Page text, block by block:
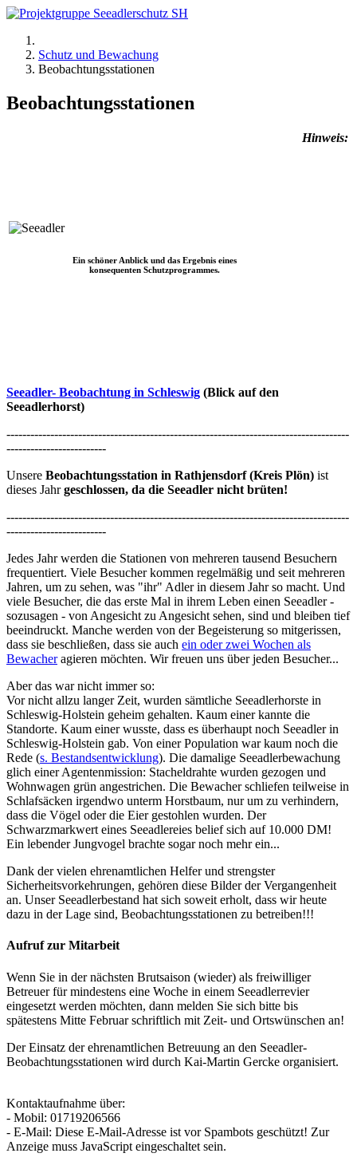
Schutz und Bewachung
Beobachtungsstationen
Beobachtungsstationen
Ein schöner Anblick und das Ergebnis eines
konsequenten Schutzprogrammes.
Hinweis:
Seeadler- Beobachtung in Schleswig (Blick auf den
Seeadlerhorst)
--------------------------------------------------------------------------------------
-------------------------
Unsere Beobachtungsstation in Rathjensdorf (Kreis Plön) ist
dieses Jahrgeschlossen, da die Seeadler nicht brüten!
--------------------------------------------------------------------------------------
-------------------------
Jedes Jahr werden die Stationen von mehreren tausend Besuchern
frequentiert. Viele Besucher kommen regelmäßig und seit mehreren
Jahren, um zu sehen, was "ihr" Adler in diesem Jahr so macht. Und
viele Besucher, die das erste Mal in ihrem Leben einen Seeadler -
sozusagen - von Angesicht zu Angesicht sehen, sind und bleiben tief
beeindruckt. Manche werden von der Begeisterung so mitgerissen,
dass sie beschließen, dass sie auch ein oder zwei Wochen als
Bewacheragieren möchten. Wir freuen uns über jeden Besucher...
Aber das war nicht immer so:
Vor nicht allzu langer Zeit, wurden sämtliche Seeadlerhorste in
Schleswig-Holstein geheim gehalten. Kaum einer kannte die
Standorte. Kaum einer wusste, dass es überhaupt noch Seeadler in
Schleswig-Holstein gab. Von einer Population war kaum noch die
Rede (s. Bestandsentwicklung). Die damalige Seeadlerbewachung
glich einer Agentenmission: Stacheldrahte wurden gezogen und
Wohnwagen grün angestrichen. Die Bewacher schliefen teilweise in
Schlafsäcken irgendwo unterm Horstbaum, nur um zu verhindern,
dass die Vögel oder die Eier gestohlen wurden. Der
Schwarzmarkwert eines Seeadlereies belief sich auf 10.000 DM!
Ein lebender Jungvogel brachte sogar noch mehr ein...
Dank der vielen ehrenamtlichen Helfer und strengster
Sicherheitsvorkehrungen, gehören diese Bilder der Vergangenheit
an. Unser Seeadlerbestand hat sich soweit erholt, dass wir heute
dazu in der Lage sind, Beobachtungsstationen zu betreiben!!!
Aufruf zur Mitarbeit
Wenn Sie in der nächsten Brutsaison (wieder) als freiwilliger
Betreuer für mindestens eine Woche in einem Seeadlerrevier
eingesetzt werden möchten, dann melden Sie sich bitte bis
spätestens Mitte Februar schriftlich mit Zeit- und Ortswünschen an!
Der Einsatz der ehrenamtlichen Betreuung an den Seeadler-
Beobachtungsstationen wird durch Kai-Martin Gercke organisiert.
Kontaktaufnahme über:
- Mobil: 01719206566
- E-Mail: Diese E-Mail-Adresse ist vor Spambots geschützt! Zur
Anzeige muss JavaScript eingeschaltet sein.